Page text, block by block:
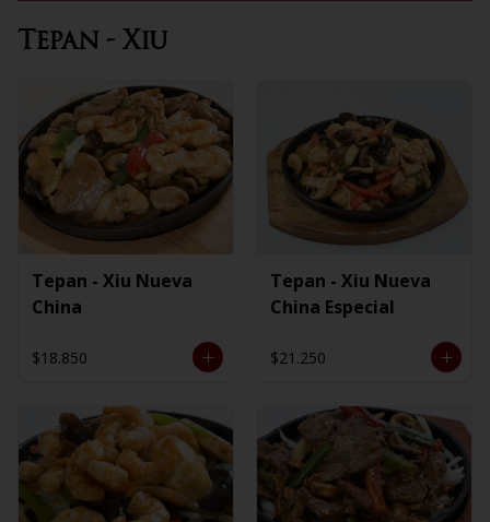
Tepan - Xiu
Tepan - Xiu Nueva
China
$18.850
Tepan - Xiu Nueva
China Especial
$21.250